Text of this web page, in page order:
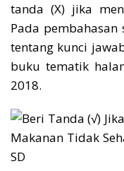
tanda (X) jika
Pada
tentang kunci
buku tematik
2018.